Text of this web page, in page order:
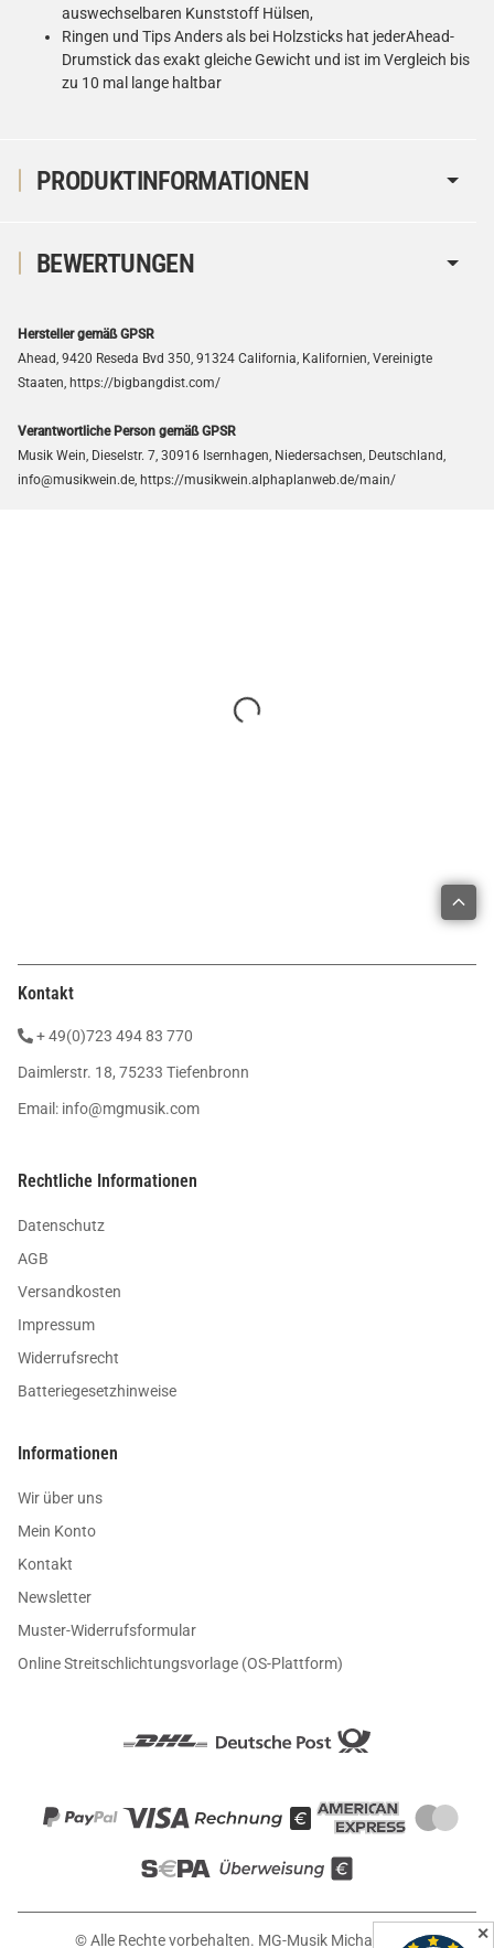
PRODUKTINFORMATIONEN
auswechselbaren Kunststoff Hülsen,
Ringen und Tips Anders als bei Holzsticks hat jederAhead-
Drumstick das exakt gleiche Gewicht und ist im Vergleich bis
zu 10 mal lange haltbar
BEWERTUNGEN
Hersteller gemäß GPSR
Ahead, 9420 Reseda Bvd 350, 91324 California, Kalifornien, Vereinigte
Staaten, https://bigbangdist.com/
Verantwortliche Person gemäß GPSR
Musik Wein, Dieselstr. 7, 30916 Isernhagen, Niedersachsen, Deutschland,
info@musikwein.de, https://musikwein.alphaplanweb.de/main/
Kontakt
+ 49(0)723 494 83 770
Daimlerstr. 18, 75233 Tiefenbronn
Email: info@mgmusik.com
Rechtliche Informationen
Datenschutz
AGB
Versandkosten
Impressum
Widerrufsrecht
Batteriegesetzhinweise
Informationen
Wir über uns
Mein Konto
Kontakt
Newsletter
Muster-Widerrufsformular
Online Streitschlichtungsvorlage (OS-Plattform)
© Alle Rechte vorbehalten. MG-Musik Michael Girin ✕